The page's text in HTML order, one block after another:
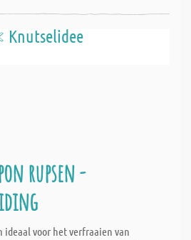
Knutselidee
rupsen -
ideaal voor het verfraaien van